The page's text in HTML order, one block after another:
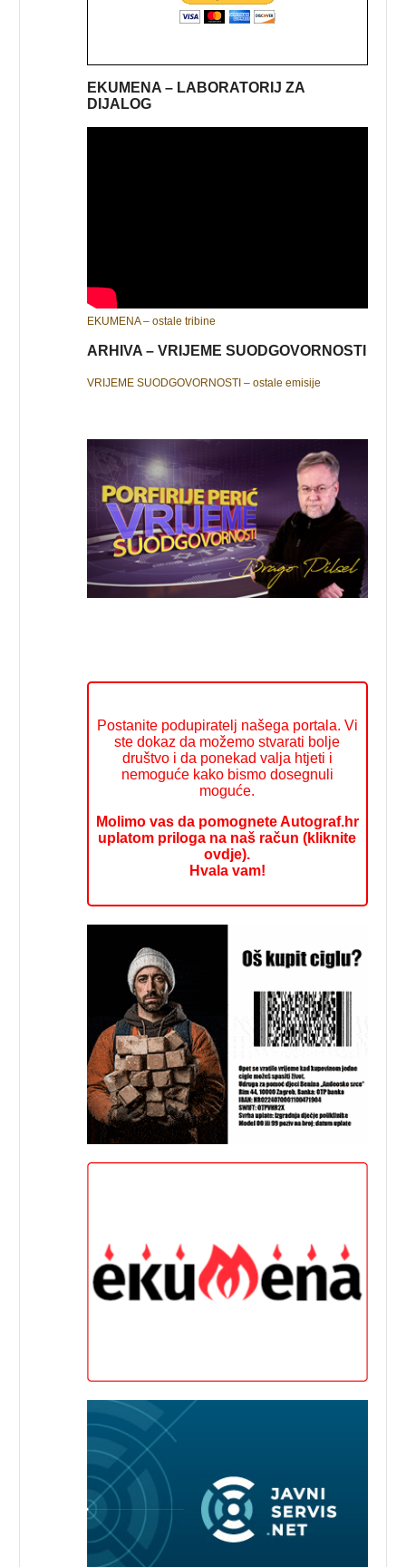
EKUMENA – LABORATORIJ ZA
DIJALOG
EKUMENA – ostale tribine
ARHIVA – VRIJEME SUODGOVORNOSTI
VRIJEME SUODGOVORNOSTI – ostale emisije
Postanite podupiratelj našega portala. Vi
ste dokaz da možemo stvarati bolje
društvo i da ponekad valja htjeti i
nemoguće kako bismo dosegnuli
moguće.
Molimo vas da pomognete Autograf.hr
uplatom priloga na naš račun (kliknite
ovdje).
Hvala vam!